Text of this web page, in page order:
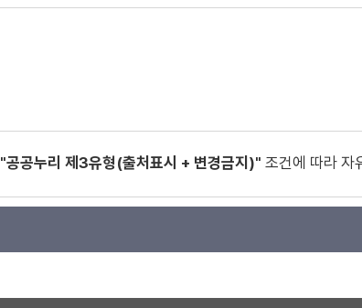
"공공누리 제3유형(출처표시 + 변경금지)" 조건에 따라 자